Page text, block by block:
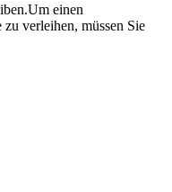
einen
verleihen, müssen Sie